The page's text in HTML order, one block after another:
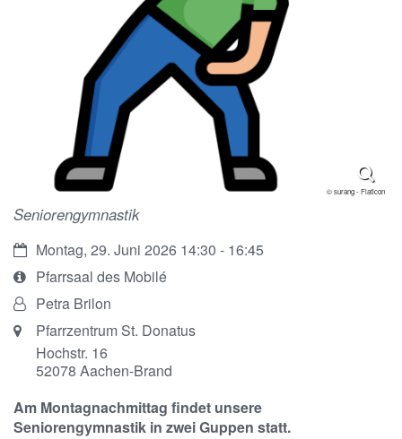
© surang - Flaticon
Seniorengymnastik
Datum:Montag, 29. Juni 2026 14:30 - 16:45
Art
bzw.
Nummer:
Pfarrsaal des Mobilé
Von:Petra Brilon
Ort: Pfarrzentrum St. Donatus
Hochstr. 16
52078 Aachen-Brand
Am Montagnachmittag findet unsere
Seniorengymnastik in zwei Guppen statt.